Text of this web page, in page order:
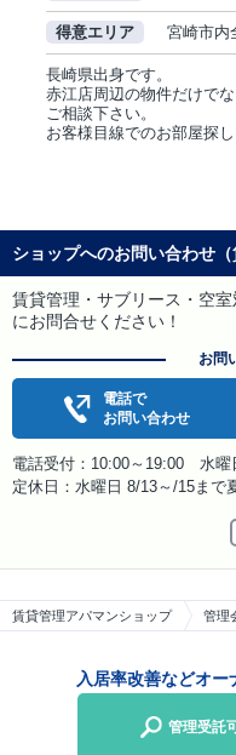
賃貸管理アパマンショップ 管理
得意エリア 宮崎市内
長崎県出身です。
赤江店周辺の物件だけで
ご相談下さい。
お客様目線でのお部屋探
ショップへのお問い合わせ（
賃貸管理・サブリース・空
にお問合せください！
お問
電話で
お問い合わせ
電話受付：10:00～19:00 水曜
定休日：水曜日 8/13～/15まで
入居率改善などオー
管理受託